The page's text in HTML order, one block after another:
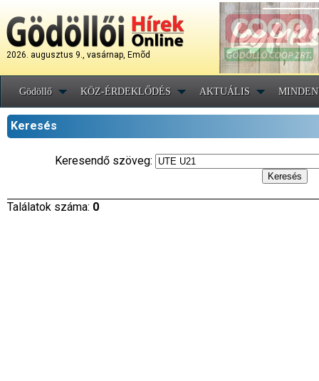
2026. augusztus 9., vasárnap, Emõd
Gödöllő KÖZ-ÉRDEKLŐDÉS AKTUÁLIS
Keresés
Keresendő szöveg:
Találatok száma: 0